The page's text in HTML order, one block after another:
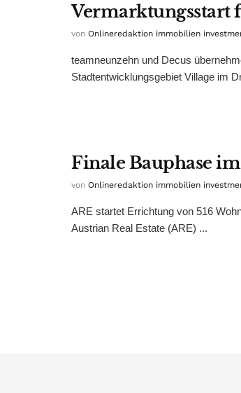
Vermarktungsstart
von Onlineredaktion immobilien
teamneunzehn und Decus
Stadtentwicklungsgebiet Village im
Finale Bauphase
von Onlineredaktion immobilien
ARE startet Errichtung von 516
Austrian Real Estate (ARE) ...